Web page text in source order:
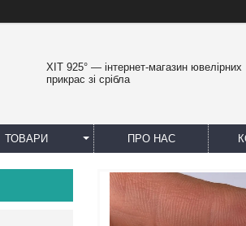
ХІТ 925° — інтернет-магазин ювелірних
прикрас зі срібла
ТОВАРИ ПРО НАС